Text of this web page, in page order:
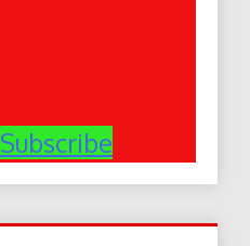
Subscribe